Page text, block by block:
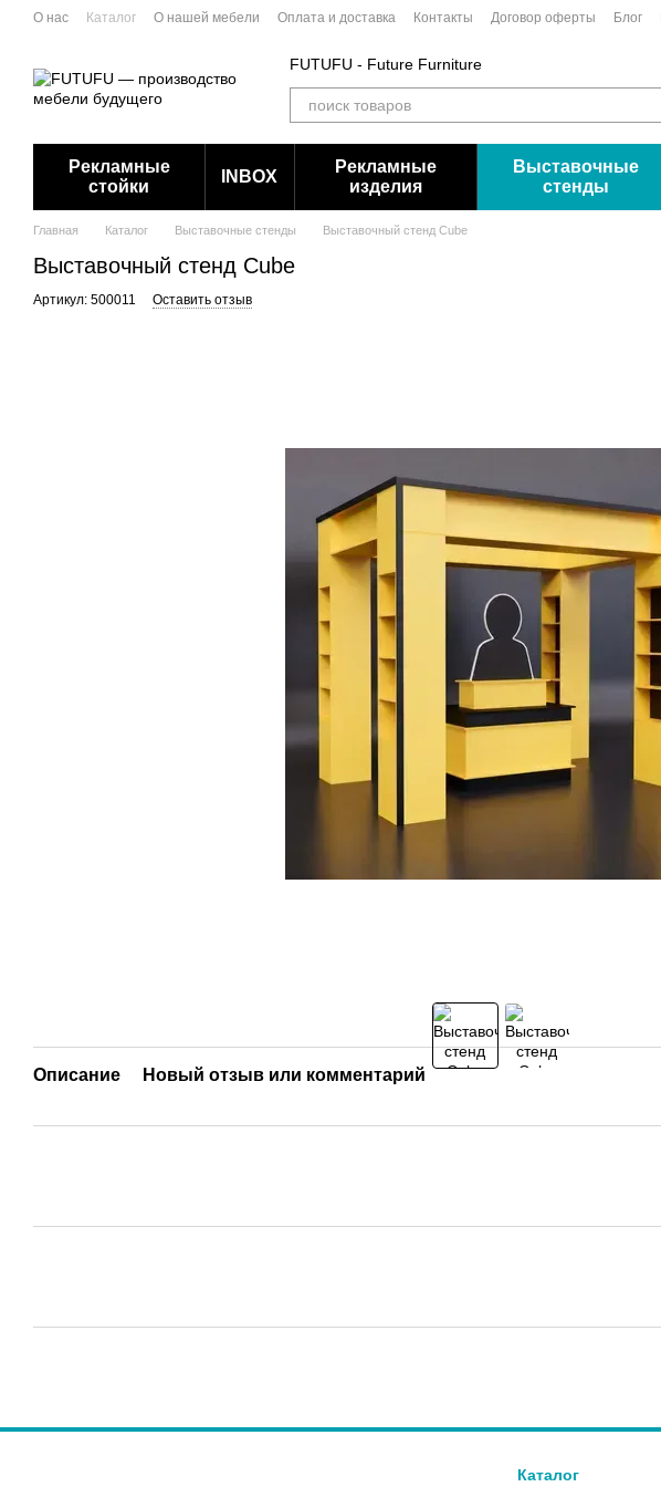
Перейти к основному контенту
О нас Каталог О нашей мебели Оплата и доставка Контакты Договор оферты Блог
FUTUFU - Future Furniture
Рекламные
стойки
INBOX
Рекламные
изделия
Выставочные
стенды
Главная Каталог Выставочные стенды Выставочный стенд Cube
Выставочный стенд Cube
Артикул: 500011 Оставить отзыв
Описание Новый отзыв или комментарий
Каталог